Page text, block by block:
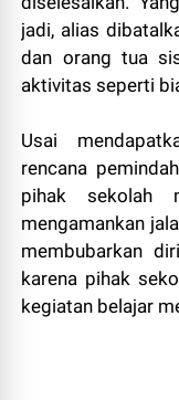
jadi, alias
dan orang tua
aktivitas seperti
Usai
rencana
pihak sekolah
mengamankan
membubarkan
karena pihak
kegiatan belajar